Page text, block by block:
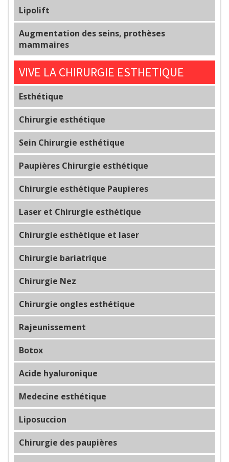
Lipolift
Augmentation des seins, prothèses
mammaires
VIVE LA CHIRURGIE ESTHETIQUE
Esthétique
Chirurgie esthétique
Sein Chirurgie esthétique
Paupières Chirurgie esthétique
Chirurgie esthétique Paupieres
Laser et Chirurgie esthétique
Chirurgie esthétique et laser
Chirurgie bariatrique
Chirurgie Nez
Chirurgie ongles esthétique
Rajeunissement
Botox
Acide hyaluronique
Medecine esthétique
Liposuccion
Chirurgie des paupières